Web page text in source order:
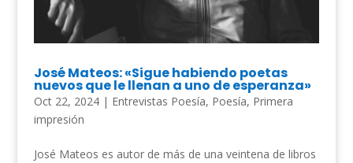
José Mateos: «Sigue habiendo poetas
nuevos que le llenan a uno de esperanza»
Oct 22, 2024| Entrevistas Poesía, Poesía, Primera
impresión
José Mateos es autor de más de una veintena de libros